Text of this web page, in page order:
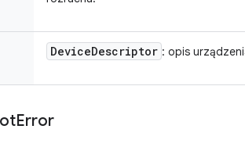
DeviceDescriptor : opis
Error